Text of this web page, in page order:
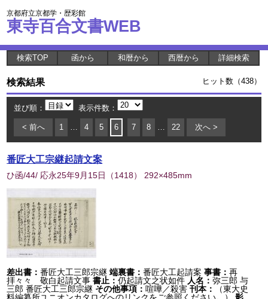
京都府立京都学・歴彩館
東寺百合文書WEB
検索TOP 函から 和暦から 西暦から 詳細検索
検索結果 ヒット数（438）
並び順： 表示件数：
< 前へ 1 … 4 5 6 7 8 … 22 次へ >
番匠大工宗継起請文案
ひ函/44/ 応永25年9月15日 （1418） 292×485mm
差出書：番匠大工三郎宗継 端裏書：番匠大工起請案 事書：再
拝々々 敬白起請文事書止：仍起請文之状如件 人名：弥三郎 与
三郎 番匠大工三郎宗継 その他事項：喧嘩／殺害 刊本：
（東大史